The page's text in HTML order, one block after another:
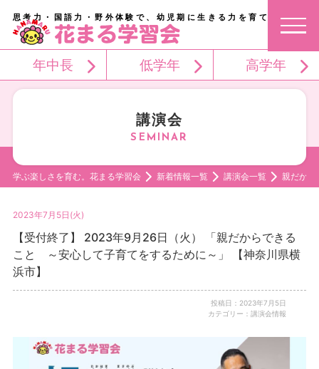
思考力・国語力・野外体験で、幼児期に生きる力を育てる。
年中長 低学年 高学年
講演会
学ぶ楽しさを育む。花まる学習会 新着情報一覧 講演会一覧 親だか
2023年7月5日(火)
【受付終了】 2023年9月26日（火） 「親だからできる
こと ～安心して子育てをするために～」 【神奈川県横
浜市】
投稿日：2023年7月5日
カテゴリー：講演会情報